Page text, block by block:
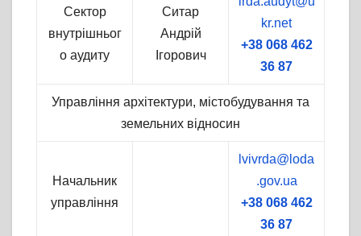
Сектор
внутрішньог
о аудиту
Ситар
Андрій
Ігорович
kr.net
+38 068 462
36 87
Управління архітектури, містобудування та
земельних відносин
Начальник
управління
lvivrda@loda
.gov.ua
+38 068 462
36 87